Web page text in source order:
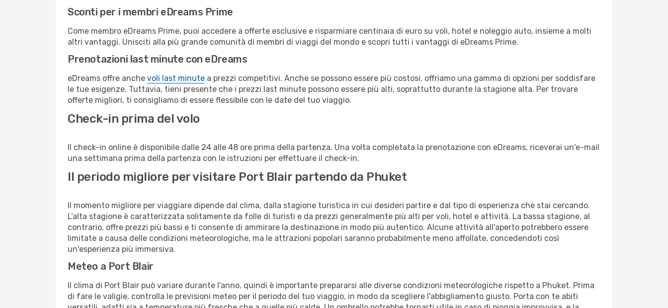
Sconti per i membri eDreams Prime
Come membro eDreams Prime, puoi accedere a offerte esclusive e risparmiare centinaia di euro su voli, hotel e noleggio auto, insieme a molti
altri vantaggi. Unisciti alla più grande comunità di membri di viaggi del mondo e scopri tutti i vantaggi di eDreams Prime.
Prenotazioni last minute con eDreams
eDreams offre anche voli last minute a prezzi competitivi. Anche se possono essere più costosi, offriamo una gamma di opzioni per soddisfare
le tue esigenze. Tuttavia, tieni presente che i prezzi last minute possono essere più alti, soprattutto durante la stagione alta. Per trovare
offerte migliori, ti consigliamo di essere flessibile con le date del tuo viaggio.
Check-in prima del volo
Il check-in online è disponibile dalle 24 alle 48 ore prima della partenza. Una volta completata la prenotazione con eDreams, riceverai un'e-mail
una settimana prima della partenza con le istruzioni per effettuare il check-in.
Il periodo migliore per visitare Port Blair partendo da Phuket
Il momento migliore per viaggiare dipende dal clima, dalla stagione turistica in cui desideri partire e dal tipo di esperienza che stai cercando.
L’alta stagione è caratterizzata solitamente da folle di turisti e da prezzi generalmente più alti per voli, hotel e attività. La bassa stagione, al
contrario, offre prezzi più bassi e ti consente di ammirare la destinazione in modo più autentico. Alcune attività all'aperto potrebbero essere
limitate a causa delle condizioni meteorologiche, ma le attrazioni popolari saranno probabilmente meno affollate, concedendoti così
un'esperienza più immersiva.
Meteo a Port Blair
Il clima di Port Blair può variare durante l'anno, quindi è importante prepararsi alle diverse condizioni meteorologiche rispetto a Phuket. Prima
di fare le valigie, controlla le previsioni meteo per il periodo del tuo viaggio, in modo da scegliere l'abbigliamento giusto. Porta con te abiti